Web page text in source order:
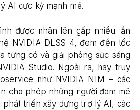
AI cực kỳ mạnh mẽ.
được nhân lên gấp nhiều lần
NVIDIA DLSS 4, đem đến tốc
từng có và giải phóng sức sáng
Studio. Ngoài ra, hãy truy
như NVIDIA NIM – các
cho phép những người đam mê
phát triển xây dựng trợ lý AI, các